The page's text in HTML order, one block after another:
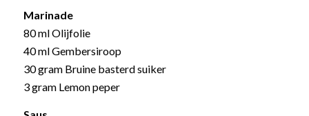
Marinade
80 ml Olijfolie
40 ml Gembersiroop
30 gram Bruine basterd suiker
3 gram Lemon peper